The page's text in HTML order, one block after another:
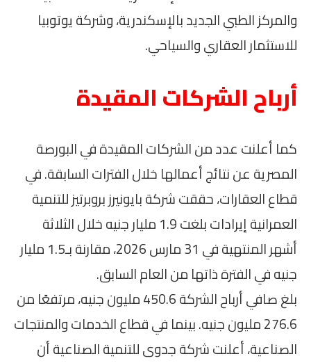
والمركز الطبي الجديد بالإسكندرية، وشركة يوتوبيا
للاستثمار العقاري والسياحي.
أرباح الشركات المقيدة
كما أعلنت عدد من الشركات المقيدة في البورصة
المصرية عن نتائج أعمالها خلال الفترات السابقة. في
قطاع العقارات، حققت شركة بايونيرز بروبرتيز للتنمية
العمرانية إيرادات بلغت 1.9 مليار جنيه خلال الثلاثة
أشهر المنتهية في 31 مارس 2026، مقارنة بـ1.5 مليار
جنيه في الفترة ذاتها من العام السابق.
بلغ صافي أرباح الشركة 450.6 مليون جنيه، مرتفعًا من
276.6 مليون جنيه. بينما في قطاع الخدمات والمنتجات
الصناعية، أعلنت شركة جدوى للتنمية الصناعية أن